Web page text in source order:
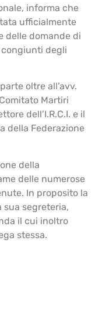
informa che
ufficialmente
delle domande di
degli
oltre all’avv.
Martiri
dell’I.R.C.I. e il
della Federazione
della
delle numerose
In proposito la
sua segreteria,
il cui inoltro
stessa.